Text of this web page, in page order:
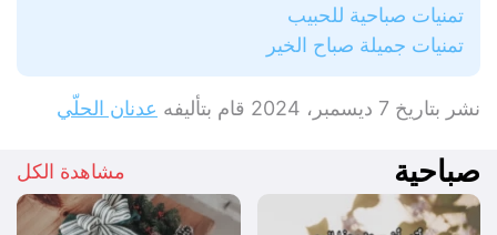
تمنيات صباحية للحبيب
تمنيات جميلة صباح الخير
نشر بتاريخ 7 ديسمبر، 2024 قام بتأليفه عدنان الحلّي
صباحية مشاهدة الكل